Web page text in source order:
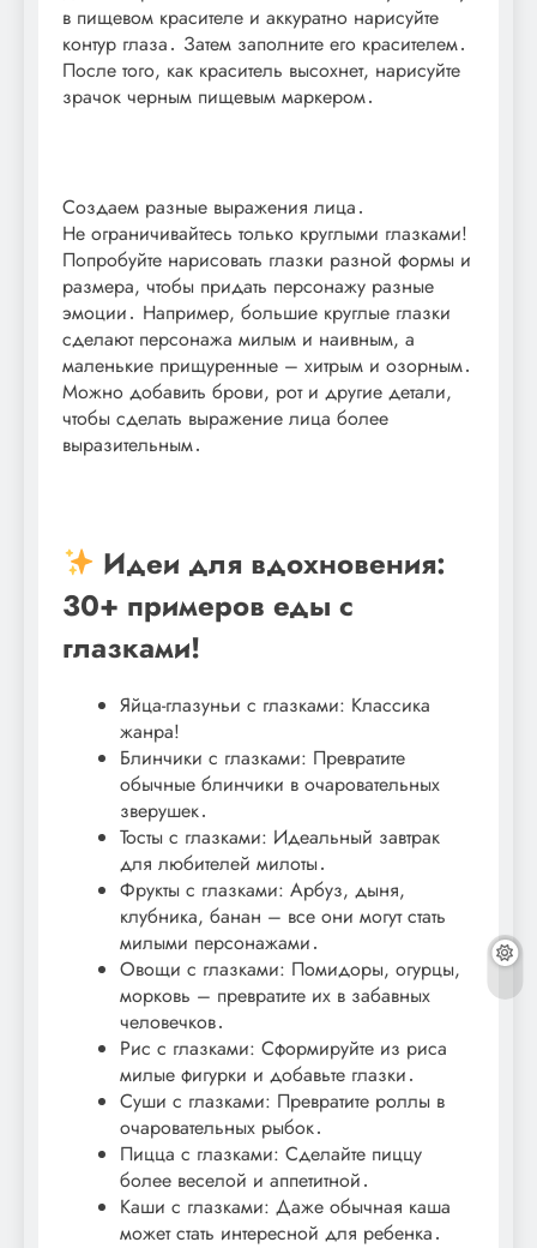
в пищевом красителе и аккуратно нарисуйте
контур глаза․ Затем заполните его красителем․
После того, как краситель высохнет, нарисуйте
зрачок черным пищевым маркером․
Создаем разные выражения лица․
Не ограничивайтесь только круглыми глазками!
Попробуйте нарисовать глазки разной формы и
размера, чтобы придать персонажу разные
эмоции․ Например, большие круглые глазки
сделают персонажа милым и наивным, а
маленькие прищуренные – хитрым и озорным․
Можно добавить брови, рот и другие детали,
чтобы сделать выражение лица более
выразительным․
Идеи для вдохновения:
30+ примеров еды с
глазками!
Яйца-глазуньи с глазками: Классика
жанра!
Блинчики с глазками: Превратите
обычные блинчики в очаровательных
зверушек․
Тосты с глазками: Идеальный завтрак
для любителей милоты․
Фрукты с глазками: Арбуз, дыня,
клубника, банан – все они могут стать
милыми персонажами․
Овощи с глазками: Помидоры, огурцы,
морковь – превратите их в забавных
человечков․
Рис с глазками: Сформируйте из риса
милые фигурки и добавьте глазки․
Суши с глазками: Превратите роллы в
очаровательных рыбок․
Пицца с глазками: Сделайте пиццу
более веселой и аппетитной․
Каши с глазками: Даже обычная каша
может стать интересной для ребенка․